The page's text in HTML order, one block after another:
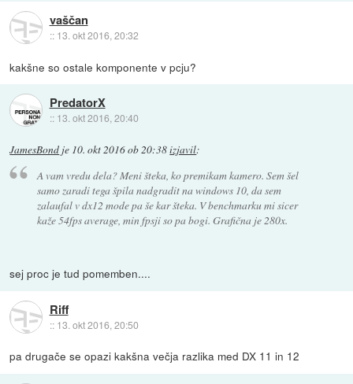
vaščan
:: 13. okt 2016, 20:32
kakšne so ostale komponente v pcju?
PredatorX
:: 13. okt 2016, 20:40
JamesBond je 10. okt 2016 ob 20:38izjavil:
A vam vredu dela? Meni šteka, ko premikam kamero. Sem šel
samo zaradi tega špila nadgradit na windows 10, da sem
zalaufal v dx12 mode pa še kar šteka. V benchmarku mi sicer
kaže 54fps average, min fpsji so pa bogi. Grafična je 280x.
sej proc je tud pomemben....
Riff
:: 13. okt 2016, 20:50
pa drugače se opazi kakšna večja razlika med DX 11 in 12